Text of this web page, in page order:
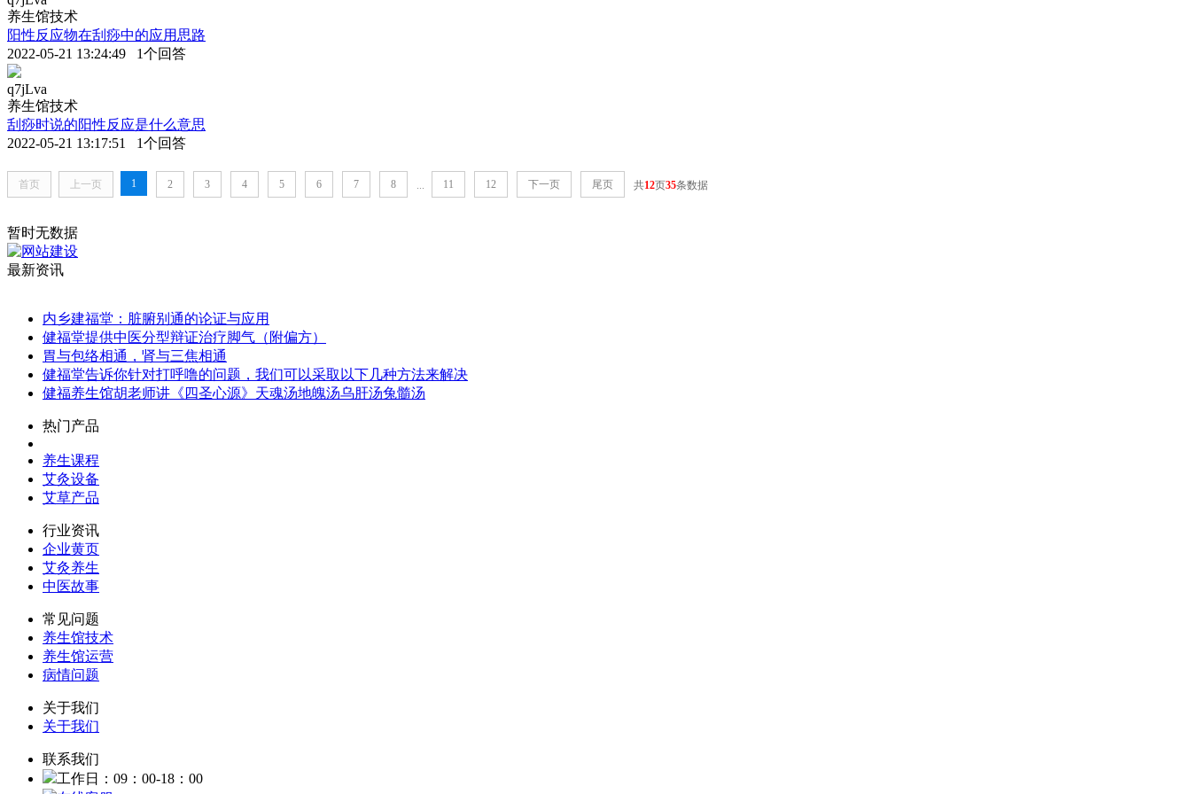
养生馆技术
阳性反应物在刮痧中的应用思路
2022-05-21 13:24:49 1个回答
q7jLva
养生馆技术
刮痧时说的阳性反应是什么意思
2022-05-21 13:17:51 1个回答
首页 上一页 1 2 3 4 5 6 7 8 ... 11 12 下一页 尾页 共12页35条数据
暂时无数据
最新资讯
内乡建福堂：脏腑别通的论证与应用
健福堂提供中医分型辩证治疗脚气（附偏方）
胃与包络相通，肾与三焦相通
健福堂告诉你针对打呼噜的问题，我们可以采取以下几种方法来解决
健福养生馆胡老师讲《四圣心源》天魂汤地魄汤乌肝汤兔髓汤
热门产品
养生课程
艾灸设备
艾草产品
行业资讯
企业黄页
艾灸养生
中医故事
常见问题
养生馆技术
养生馆运营
病情问题
关于我们
关于我们
联系我们
工作日：09：00-18：00